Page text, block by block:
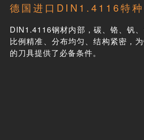
德国进口DIN1.4116特种
DIN1.4116钢材内部，碳、铬、钒
比例精准、分布均匀、结构紧密，
的刀具提供了必备条件。